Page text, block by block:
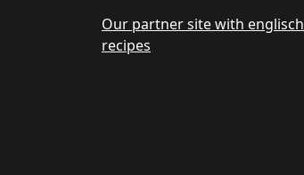
Our partner site with englisch
recipes